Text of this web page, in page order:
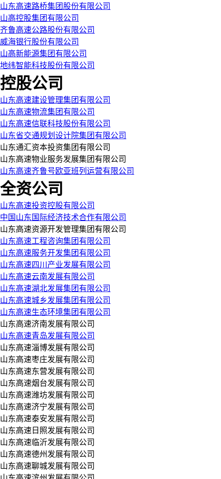
山东高速路桥集团股份有限公司
山高控股集团有限公司
齐鲁高速公路股份有限公司
威海银行股份有限公司
山高新能源集团有限公司
地纬智能科技股份有限公司
控股公司
山东高速建设管理集团有限公司
山东高速物流集团有限公司
山东高速信联科技股份有限公司
山东省交通规划设计院集团有限公司
山东通汇资本投资集团有限公司
山东高速物业服务发展集团有限公司
山东高速齐鲁号欧亚班列运营有限公司
全资公司
山东高速投资控股有限公司
中国山东国际经济技术合作有限公司
山东高速资源开发管理集团有限公司
山东高速工程咨询集团有限公司
山东高速服务开发集团有限公司
山东高速四川产业发展有限公司
山东高速云南发展有限公司
山东高速湖北发展集团有限公司
山东高速城乡发展集团有限公司
山东高速生态环境集团有限公司
山东高速济南发展有限公司
山东高速青岛发展有限公司
山东高速淄博发展有限公司
山东高速枣庄发展有限公司
山东高速东营发展有限公司
山东高速烟台发展有限公司
山东高速潍坊发展有限公司
山东高速济宁发展有限公司
山东高速泰安发展有限公司
山东高速日照发展有限公司
山东高速临沂发展有限公司
山东高速德州发展有限公司
山东高速聊城发展有限公司